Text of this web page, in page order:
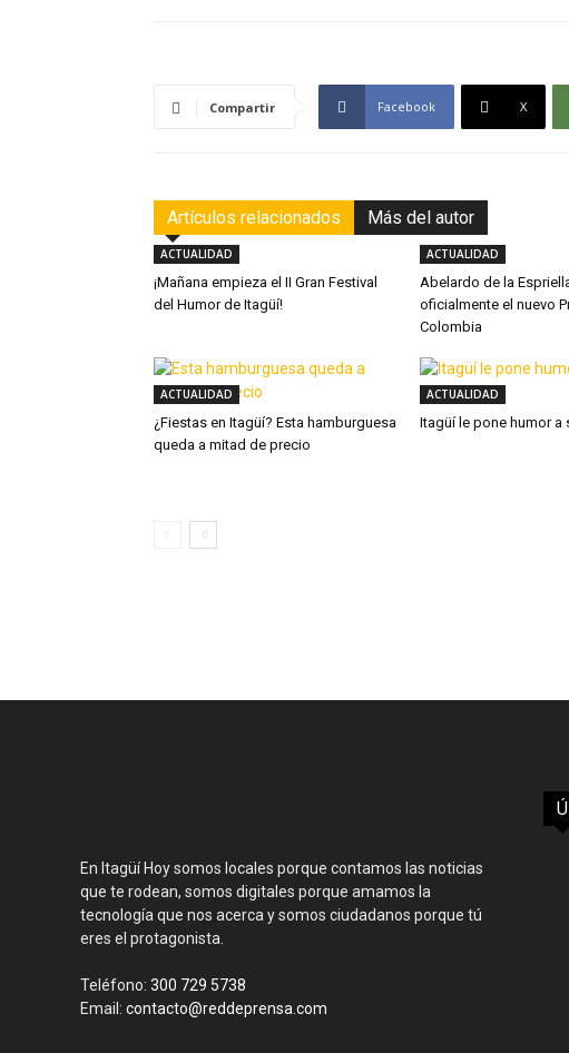
Compartir Facebook X
Artículos relacionados Más del autor
ACTUALIDAD
¡Mañana empieza el II Gran Festival
del Humor de Itagüí!
ACTUALIDAD
Abelardo de la
oficialmente el nuevo
Colombia
ACTUALIDAD
¿Fiestas en Itagüí? Esta hamburguesa
queda a mitad de precio
ACTUALIDAD
Itagüí le pone humor a
En Itagüí Hoy somos locales porque contamos las noticias
que te rodean, somos digitales porque amamos la
tecnología que nos acerca y somos ciudadanos porque tú
eres el protagonista.
Teléfono: 300 729 5738
Email: contacto@reddeprensa.com